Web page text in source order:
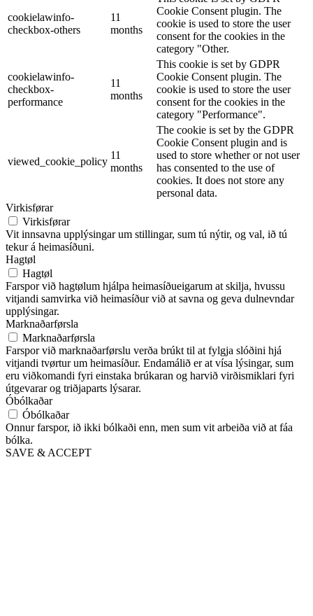
cookielawinfo-
checkbox-others
11
months
Cookie Consent plugin. The
cookie is used to store the user
consent for the cookies in the
category "Other.
cookielawinfo-
checkbox-
performance
11
months
This cookie is set by GDPR
Cookie Consent plugin. The
cookie is used to store the user
consent for the cookies in the
category "Performance".
viewed_cookie_policy
11
months
The cookie is set by the GDPR
Cookie Consent plugin and is
used to store whether or not user
has consented to the use of
cookies. It does not store any
personal data.
Virkisførar
Virkisførar
Vit innsavna upplýsingar um stillingar, sum tú nýtir, og val, ið tú
tekur á heimasíðuni.
Hagtøl
Hagtøl
Farspor við hagtølum hjálpa heimasíðueigarum at skilja, hvussu
vitjandi samvirka við heimasíður við at savna og geva dulnevndar
upplýsingar.
Marknaðarførsla
Marknaðarførsla
Farspor við marknaðarførslu verða brúkt til at fylgja slóðini hjá
vitjandi tvørtur um heimasíður. Endamálið er at vísa lýsingar, sum
eru viðkomandi fyri einstaka brúkaran og harvið virðismiklari fyri
útgevarar og triðjaparts lýsarar.
Óbólkaðar
Óbólkaðar
Onnur farspor, ið ikki bólkaði enn, men sum vit arbeiða við at fáa
bólka.
SAVE & ACCEPT